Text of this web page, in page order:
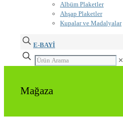
Albüm Plaketler
Ahşap Plaketler
Kupalar ve Madalyalar
E-BAYİ
✕
Mağaza